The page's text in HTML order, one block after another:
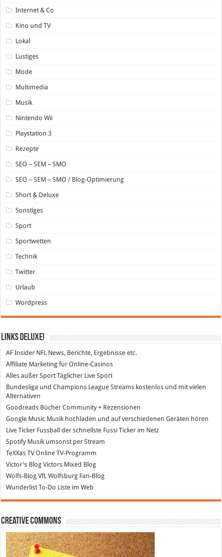
Internet & Co
Kino und TV
Lokal
Lustiges
Mode
Multimedia
Musik
Nintendo Wii
Playstation 3
Rezepte
SEO – SEM – SMO
SEO – SEM – SMO / Blog-Optimierung
Short & Deluxe
Sonstiges
Sport
Sportwetten
Technik
Twitter
Urlaub
Wordpress
Links DeLuXe!
AF Insider NFL News, Berichte, Ergebnisse etc.
Affiliate Marketing für Online-Casinos
Alles außer Sport Täglicher Live Sport
Bundesliga und Champions League Streams kostenlos und mit vielen
Alternativen
Goodreads Bücher Community + Rezensionen
Google Music Musik hochladen und auf verschiedenen Geräten hören
Live Ticker Fussball der schnellste Fussi Ticker im Netz
SpotifyMusik umsonst per Stream
TeXXas TVOnline TV-Programm
Victor's Blog Victors Mixed Blog
Wolfs-Blog VfL Wolfsburg Fan-Blog
Wunderlist To-Do Liste im Web
Creative Commons